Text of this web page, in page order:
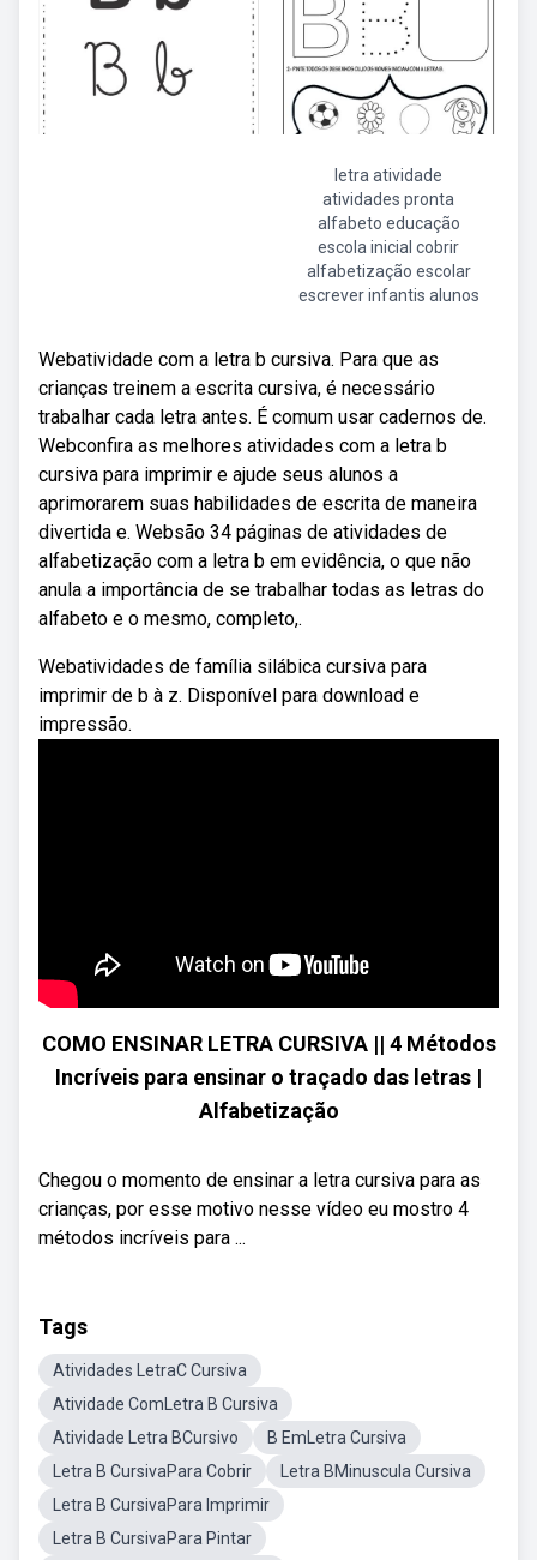
letra atividade
atividades pronta
alfabeto educação
escola inicial cobrir
alfabetização escolar
escrever infantis alunos
Webatividade com a letra b cursiva. Para que as
crianças treinem a escrita cursiva, é necessário
trabalhar cada letra antes. É comum usar cadernos de.
Webconfira as melhores atividades com a letra b
cursiva para imprimir e ajude seus alunos a
aprimorarem suas habilidades de escrita de maneira
divertida e. Websão 34 páginas de atividades de
alfabetização com a letra b em evidência, o que não
anula a importância de se trabalhar todas as letras do
alfabeto e o mesmo, completo,.
Webatividades de família silábica cursiva para
imprimir de b à z. Disponível para download e
impressão.
COMO ENSINAR LETRA CURSIVA || 4 Métodos
Incríveis para ensinar o traçado das letras |
Alfabetização
Chegou o momento de ensinar a letra cursiva para as
crianças, por esse motivo nesse vídeo eu mostro 4
métodos incríveis para ...
Tags
Atividades LetraC Cursiva
Atividade ComLetra B Cursiva
Atividade Letra BCursivo
B EmLetra Cursiva
Letra B CursivaPara Cobrir
Letra BMinuscula Cursiva
Letra B CursivaPara Imprimir
Letra B CursivaPara Pintar